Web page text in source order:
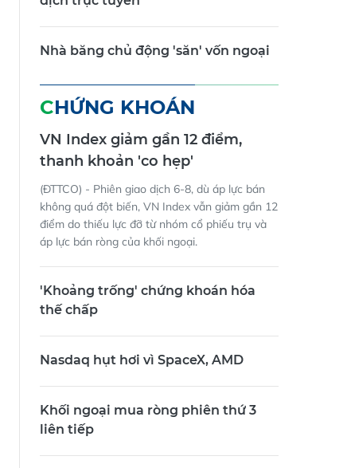
dịch trực tuyến
Nhà băng chủ động 'săn' vốn ngoại
CHỨNG KHOÁN
VN Index giảm gần 12 điểm,
thanh khoản 'co hẹp'
(ĐTTCO) - Phiên giao dịch 6-8, dù áp lực bán
không quá đột biến, VN Index vẫn giảm gần 12
điểm do thiếu lực đỡ từ nhóm cổ phiếu trụ và
áp lực bán ròng của khối ngoại.
'Khoảng trống' chứng khoán hóa
thế chấp
Nasdaq hụt hơi vì SpaceX, AMD
Khối ngoại mua ròng phiên thứ 3
liên tiếp